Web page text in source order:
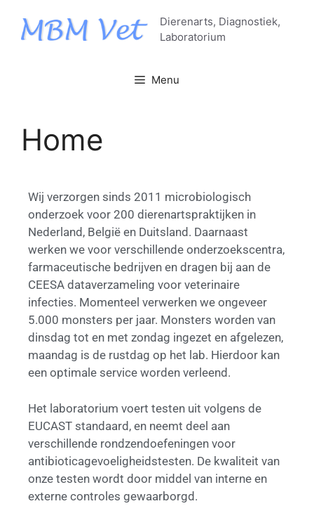
Dierenarts, Diagnostiek,
Laboratorium
Menu
Home
Wij verzorgen sinds 2011 microbiologisch
onderzoek voor 200 dierenartspraktijken in
Nederland, België en Duitsland. Daarnaast
werken we voor verschillende onderzoekscentra,
farmaceutische bedrijven en dragen bij aan de
CEESA dataverzameling voor veterinaire
infecties. Momenteel verwerken we ongeveer
5.000 monsters per jaar. Monsters worden van
dinsdag tot en met zondag ingezet en afgelezen,
maandag is de rustdag op het lab. Hierdoor kan
een optimale service worden verleend.
Het laboratorium voert testen uit volgens de
EUCAST standaard, en neemt deel aan
verschillende rondzendoefeningen voor
antibioticagevoeligheidstesten. De kwaliteit van
onze testen wordt door middel van interne en
externe controles gewaarborgd.